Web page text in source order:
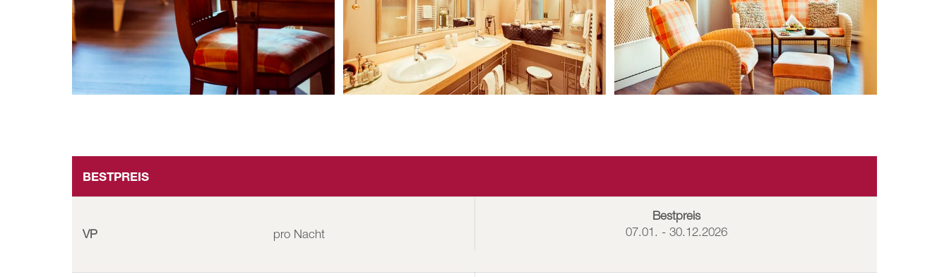
BESTPREIS
VP pro Nacht
Bestpreis
07.01. - 30.12.2026